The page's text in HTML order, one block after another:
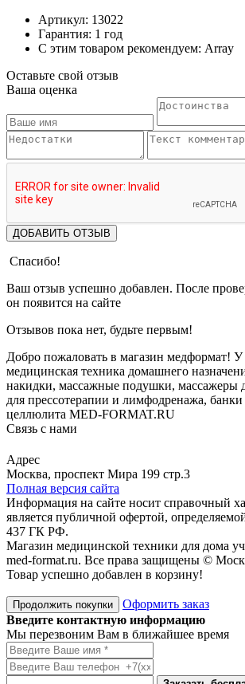
Артикул: 13022
Гарантия: 1 год
С этим товаром рекомендуем: Array
Оставьте свой отзыв
Ваша оценка
ДОБАВИТЬ ОТЗЫВ
Спасибо!
Ваш отзыв успешно добавлен. После
он появится на сайте
Отзывов пока нет, будьте первым!
Добро пожаловать в магазин медформат! У
медицинская техника домашнего
накидки, массажные подушки, массажеры
для прессотерапии и лимфодренажа,
целлюлита MED-FORMAT.RU
Связь с нами
Адрес
Москва, проспект Мира 199 стр.3
Полная версия сайта
Информация на сайте носит справочный
является публичной офертой,
437 ГК РФ.
Магазин медицинской техники для дома
med-format.ru. Все права защищены ©
Товар успешно добавлен в корзину!
Продолжить покупки
Оформить заказ
Введите контактную информацию
Мы перезвоним Вам в ближайшее время